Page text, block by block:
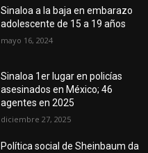
Sinaloa a la baja en embarazo
adolescente de 15 a 19 años
mayo 16, 2024
Sinaloa 1er lugar en policías
asesinados en México; 46
agentes en 2025
diciembre 27, 2025
Política social de Sheinbaum da